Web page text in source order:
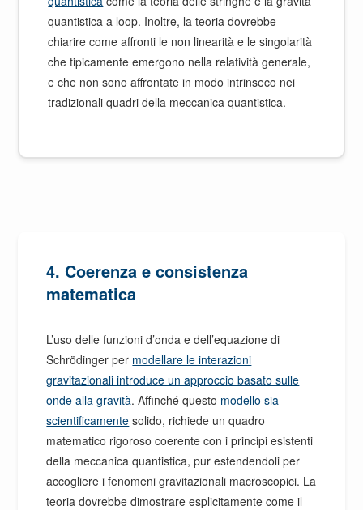
quantistica a loop. Inoltre, la teoria dovrebbe
chiarire come affronti le non linearità e le singolarità
che tipicamente emergono nella relatività generale,
e che non sono affrontate in modo intrinseco nei
tradizionali quadri della meccanica quantistica.
4. Coerenza e consistenza
matematica
L’uso delle funzioni d’onda e dell’equazione di
Schrödinger per modellare le interazioni
gravitazionali introduce un approccio basato sulle
onde alla gravità. Affinché questo modello sia
scientificamente solido, richiede un quadro
matematico rigoroso coerente con i principi esistenti
della meccanica quantistica, pur estendendoli per
accogliere i fenomeni gravitazionali macroscopici. La
teoria dovrebbe dimostrare esplicitamente come il